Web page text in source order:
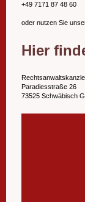
+49 7171 87 48 60
oder nutzen Sie
Hier
Paradiesstraße 26
73525 Schwäbisch